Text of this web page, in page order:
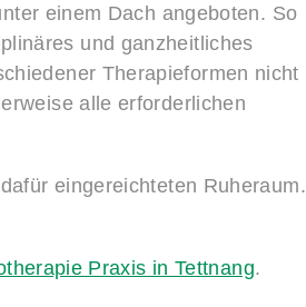
einem Dach angeboten. So
und ganzheitliches
Therapieformen nicht
alle erforderlichen
eingereichteten Ruheraum.
Praxis in Tettnang.